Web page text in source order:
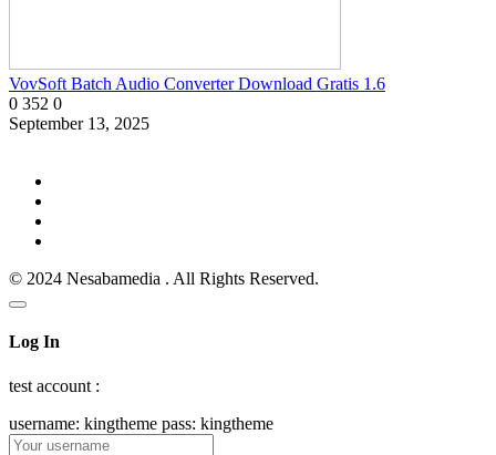
VovSoft Batch Audio Converter Download Gratis 1.6
0 352 0
September 13, 2025
© 2024 Nesabamedia . All Rights Reserved.
Log In
test account :
username: kingtheme pass: kingtheme